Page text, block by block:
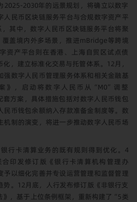
2025-2030年的远景规划，将确立以数字
人民币区块链服务平台与合规数字资产平
其中，数字人民币区块链服务平台将聚
盖境内外多场景，推进mBridge等跨境
资产平台则在香港、上海自贸区试点债
，建立标准化交易与托管体系。12月，
强数字人民币管理服务体系和相关金融基
》，启动将数字人民币从“M0”调整
方案，具体措施包括对数字人民币钱包
民币钱包余额纳入存款准备金制度等。数
机制的演变，将进一步推动数字人民币场
行卡清算业务的既有规则得到优化。4
印发修订版《银行卡清算机构管理办
予以细化完善并专设运营管理和监督管理
势。12月底，人行发布修订版《非银行支
》，基于上位条例框架，重新构建了“5类